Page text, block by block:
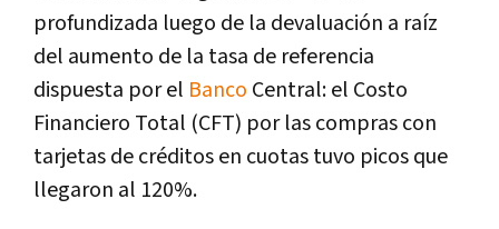
profundizada luego de la devaluación a raíz
del aumento de la tasa de referencia
dispuesta por el Banco Central: el Costo
Financiero Total (CFT) por las compras con
tarjetas de créditos en cuotas tuvo picos que
llegaron al 120%.